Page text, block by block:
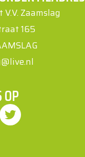
Zaamslag
165
OP